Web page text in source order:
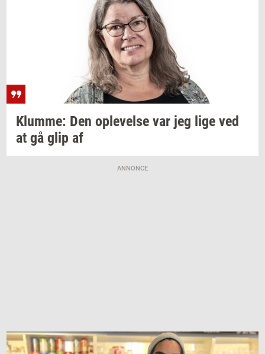
Klum­me: Den op­le­vel­se var jeg lige ved
at gå glip af
ANNONCE